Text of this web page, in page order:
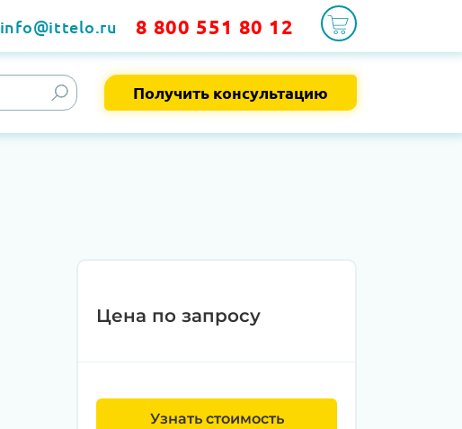
info@ittelo.ru 8 800 551 80 12
Получить консультацию
Цена по запросу
Узнать стоимость